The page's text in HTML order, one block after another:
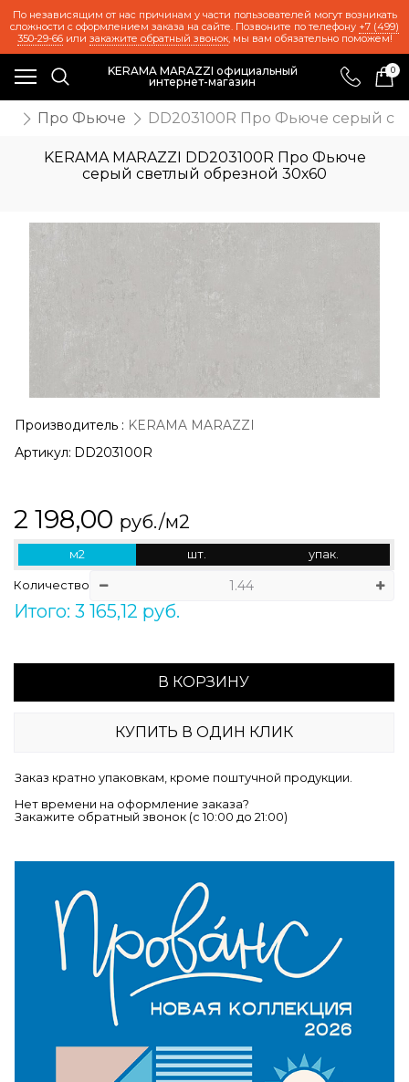
По независящим от нас причинам у части пользователей могут возникать
сложности с оформлением заказа на сайте. Позвоните по телефону +7 (499)
350-29-66или закажите обратный звонок, мы вам обязательно поможем!
KERAMA MARAZZI официальный
интернет-магазин
0
Про Фьюче DD203100R Про Фьюче серый
KERAMA MARAZZI DD203100R Про Фьюче
серый светлый обрезной 30х60
Производитель : KERAMA MARAZZI
Артикул: DD203100R
2 198,00 руб./м2
м2 шт. упак.
Количество
Итого: 3 165,12 руб.
В КОРЗИНУ
КУПИТЬ В ОДИН КЛИК
Заказ кратно упаковкам, кроме поштучной продукции.
Нет времени на оформление заказа?
Закажите обратный звонок (c 10:00 до 21:00)